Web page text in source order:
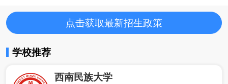
点击获取最新招生政策
学校推荐
西南民族大学